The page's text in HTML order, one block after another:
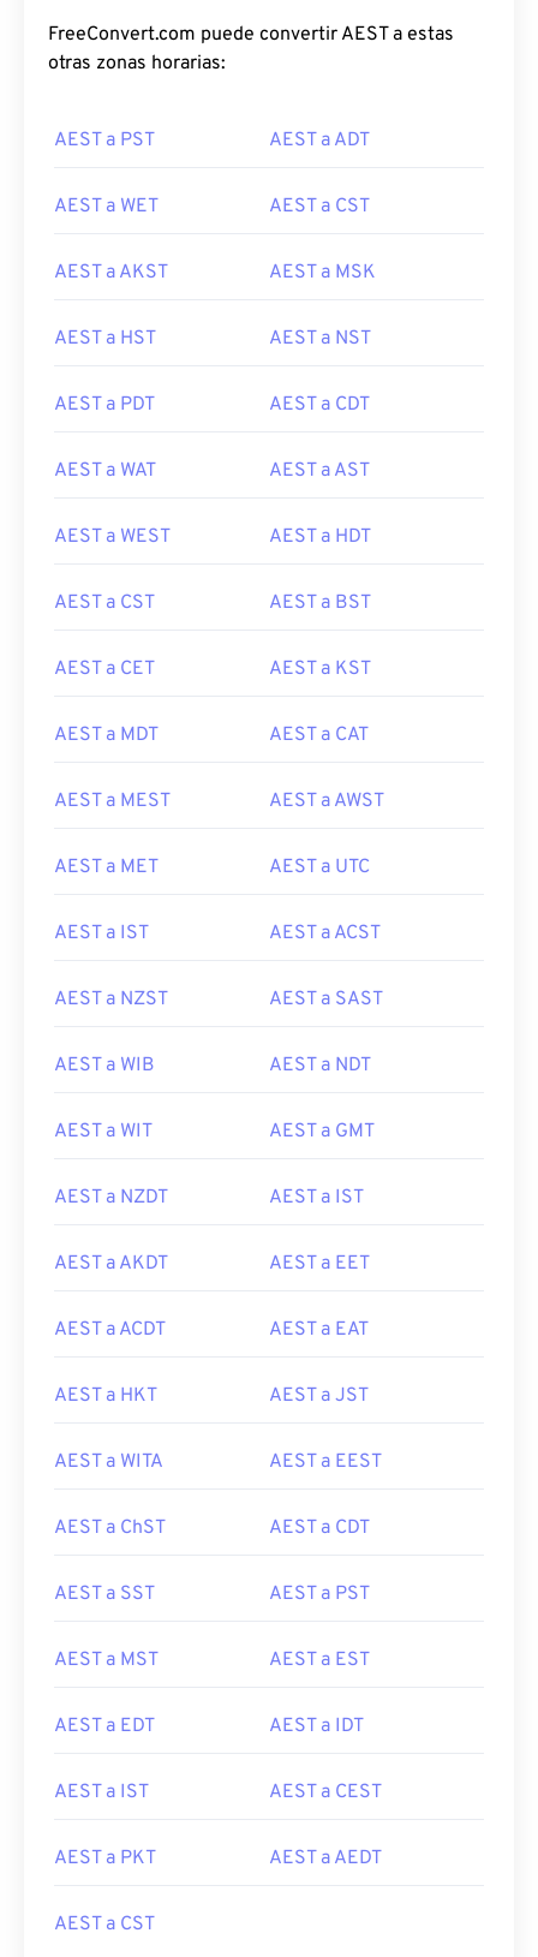
FreeConvert.com puede convertir AEST a estas
otras zonas horarias:
AEST a PST AEST a ADT
AEST a WET AEST a CST
AEST a AKST AEST a MSK
AEST a HST AEST a NST
AEST a PDT AEST a CDT
AEST a WAT AEST a AST
AEST a WEST AEST a HDT
AEST a CST AEST a BST
AEST a CET AEST a KST
AEST a MDT AEST a CAT
AEST a MEST AEST a AWST
AEST a MET AEST a UTC
AEST a IST AEST a ACST
AEST a NZST AEST a SAST
AEST a WIB AEST a NDT
AEST a WIT AEST a GMT
AEST a NZDT AEST a IST
AEST a AKDT AEST a EET
AEST a ACDT AEST a EAT
AEST a HKT AEST a JST
AEST a WITA AEST a EEST
AEST a ChST AEST a CDT
AEST a SST AEST a PST
AEST a MST AEST a EST
AEST a EDT AEST a IDT
AEST a IST AEST a CEST
AEST a PKT AEST a AEDT
AEST a CST